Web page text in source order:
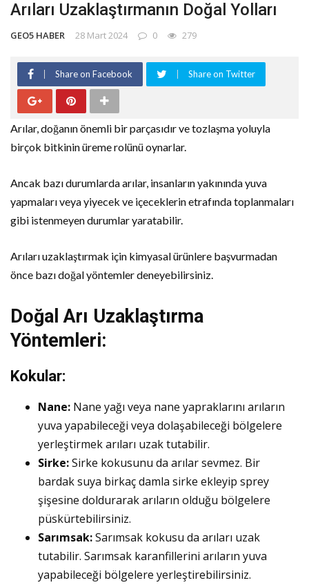
Arıları Uzaklaştırmanın Doğal Yolları
GEO5 HABER 28 Mart 2024 0 279
Share on Facebook Share on Twitter
Arılar, doğanın önemli bir parçasıdır ve tozlaşma yoluyla
birçok bitkinin üreme rolünü oynarlar.
Ancak bazı durumlarda arılar, insanların yakınında yuva
yapmaları veya yiyecek ve içeceklerin etrafında toplanmaları
gibi istenmeyen durumlar yaratabilir.
Arıları uzaklaştırmak için kimyasal ürünlere başvurmadan
önce bazı doğal yöntemler deneyebilirsiniz.
Doğal Arı Uzaklaştırma
Yöntemleri:
Kokular:
Nane: Nane yağı veya nane yapraklarını arıların
yuva yapabileceği veya dolaşabileceği bölgelere
yerleştirmek arıları uzak tutabilir.
Sirke:Sirke kokusunu da arılar sevmez. Bir
bardak suya birkaç damla sirke ekleyip sprey
şişesine doldurarak arıların olduğu bölgelere
püskürtebilirsiniz.
Sarımsak:Sarımsak kokusu da arıları uzak
tutabilir. Sarımsak karanfillerini arıların yuva
yapabileceği bölgelere yerleştirebilirsiniz.